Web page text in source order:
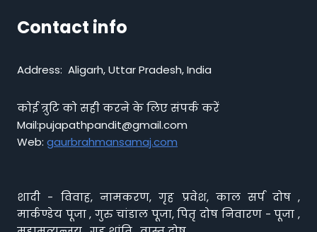
Contact info
Address: Aligarh, Uttar Pradesh, India
कोई त्रुटि को सही करने के लिए संपर्क करें
Mail:pujapathpandit@gmail.com
Web: gaurbrahmansamaj.com
शादी - विवाह, नामकरण, गृह प्रवेश, काल सर्प दोष ,
मार्कण्डेय पूजा , गुरु चांडाल पूजा, पितृ दोष निवारण - पूजा ,